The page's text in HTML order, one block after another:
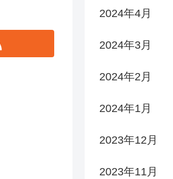
2024年4月
2024年3月
2024年2月
2024年1月
2023年12月
2023年11月